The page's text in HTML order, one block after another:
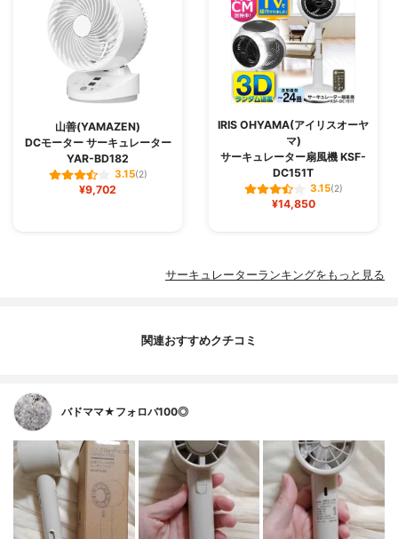
山善(YAMAZEN)
DCモーター サーキュレーター
YAR-BD182
3.15(2)
¥9,702
IRIS OHYAMA(アイリスオーヤ
マ)
サーキュレーター扇風機 KSF-
DC151T
3.15(2)
¥14,850
サーキュレーターランキングをもっと見る
関連おすすめクチコミ
バドママ★フォロバ100◎